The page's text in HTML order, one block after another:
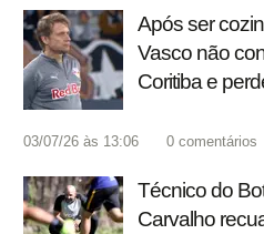
Após ser
Vasco não
Coritiba e
03/07/26 às 13:06 0 comentários
Técnico do
Carvalho